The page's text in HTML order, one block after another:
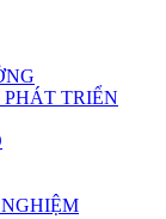
TRIỂN